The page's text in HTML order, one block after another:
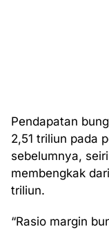
Pendapatan
2,51 triliun pada
sebelumnya,
membengkak
triliun.
“Rasio margin